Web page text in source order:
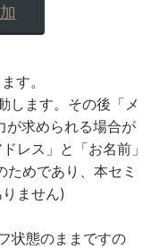
す。
します。その後「メ
が求められる場合が
レス」と「お名前」
めであり、本セミ
ません)
状態のままですの